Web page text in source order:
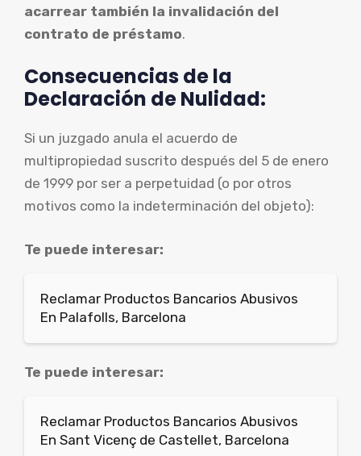
acarrear también la invalidación del
contrato de préstamo.
Consecuencias de la
Declaración de Nulidad:
Si un juzgado anula el acuerdo de
multipropiedad suscrito después del 5 de enero
de 1999 por ser a perpetuidad (o por otros
motivos como la indeterminación del objeto):
Te puede interesar:
Reclamar Productos Bancarios Abusivos
En Palafolls, Barcelona
Te puede interesar:
Reclamar Productos Bancarios Abusivos
En Sant Vicenç de Castellet, Barcelona